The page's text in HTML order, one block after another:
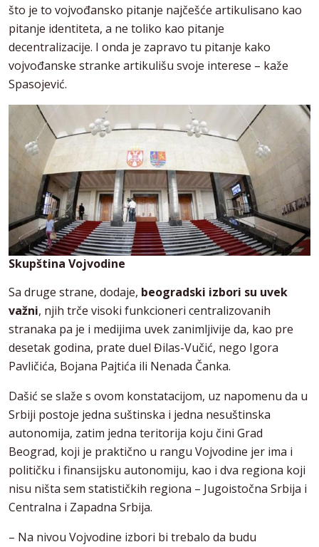
što je to vojvođansko pitanje najčešće artikulisano kao
pitanje identiteta, a ne toliko kao pitanje
decentralizacije. I onda je zapravo tu pitanje kako
vojvođanske stranke artikulišu svoje interese – kaže
Spasojević.
Skupština Vojvodine
Sa druge strane, dodaje, beogradski izbori su uvek
važni, njih trče visoki funkcioneri centralizovanih
stranaka pa je i medijima uvek zanimljivije da, kao pre
desetak godina, prate duel Đilas-Vučić, nego Igora
Pavličića, Bojana Pajtića ili Nenada Čanka.
Dašić se slaže s ovom konstatacijom, uz napomenu da u
Srbiji postoje jedna suštinska i jedna nesuštinska
autonomija, zatim jedna teritorija koju čini Grad
Beograd, koji je praktično u rangu Vojvodine jer ima i
političku i finansijsku autonomiju, kao i dva regiona koji
nisu ništa sem statističkih regiona – Jugoistočna Srbija i
Centralna i Zapadna Srbija.
– Na nivou Vojvodine izbori bi trebalo da budu